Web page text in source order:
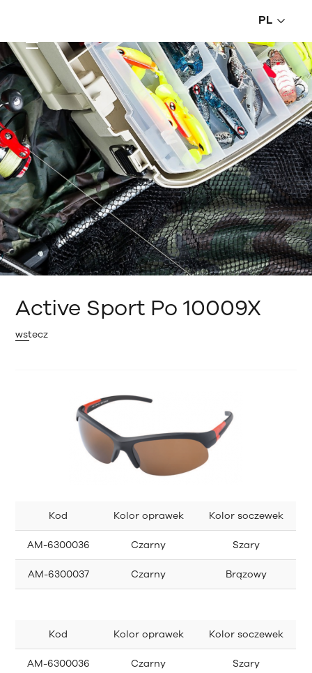
PL
Active Sport Po 10009X
wstecz
Kod Kolor oprawek Kolor soczewek
AM-6300036 Czarny Szary
AM-6300037 Czarny Brązowy
Kod Kolor oprawek Kolor soczewek
AM-6300036 Czarny Szary